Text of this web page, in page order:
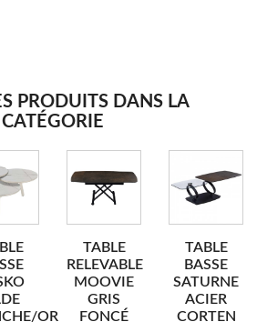
PRODUITS DANS LA
CATÉGORIE
OR
TABLE
RELEVABLE
MOOVIE
GRIS
FONCÉ
TABLE
BASSE
SATURNE
ACIER
CORTEN